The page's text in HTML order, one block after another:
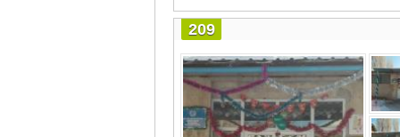
209